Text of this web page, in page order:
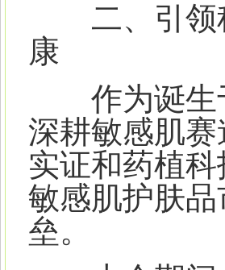
二、引领科
康
作为诞生于
深耕敏感肌
实证和药植
敏感肌护肤
垒。